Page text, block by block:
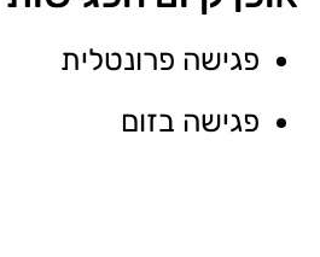
פגישה פרונטלית
פגישה בזום